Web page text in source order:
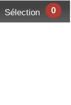
Sélection 0